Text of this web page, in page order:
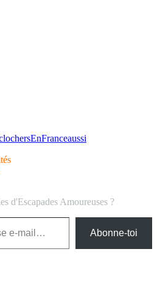
EnFranceaussi
d'Escapades Amoureuses ?
Abonne-toi